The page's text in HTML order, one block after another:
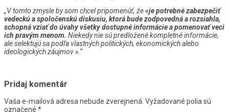
„V tomto zmysle by som chcel pripomenúť, že«je potrebné zabezpečiť
vedeckú a spoločenskú diskusiu, ktorá bude zodpovedná a rozsiahla,
schopná vziať do úvahy všetky dostupné informácie a pomenovať veci
ich pravým menom. Niekedy nie sú predložené kompletné informácie,
ale selektujú sa podľa vlastných politických, ekonomických alebo
ideologických záujmov ».“
Pridaj komentár
Vaša e-mailová adresa nebude zverejnená. Vyžadované polia sú
označené *